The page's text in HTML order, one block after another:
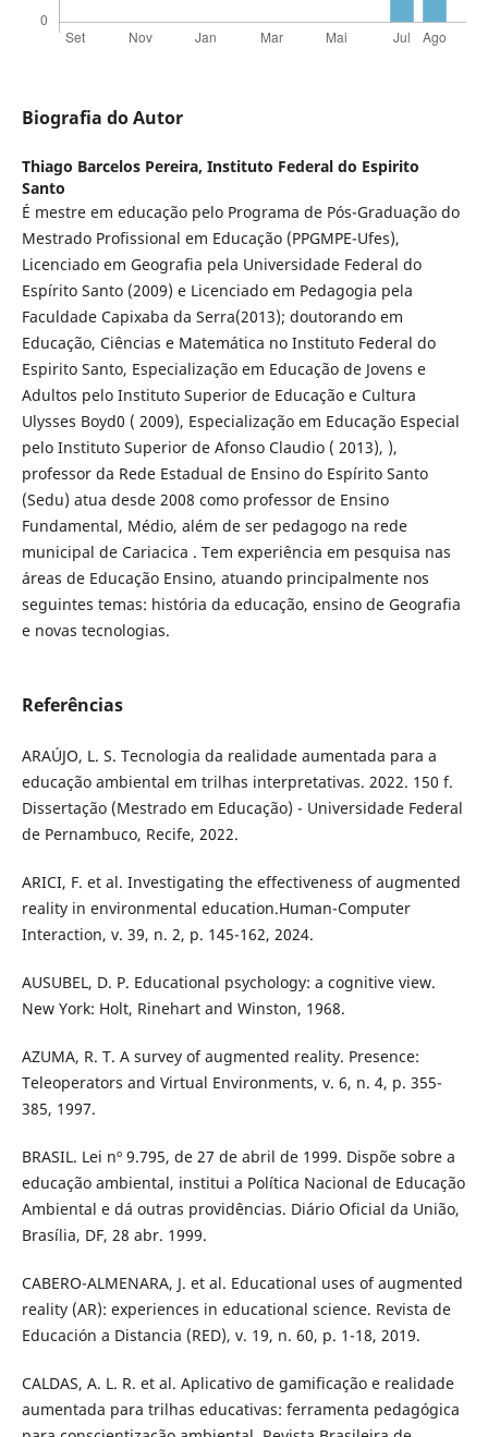
Biografia do Autor
Thiago Barcelos Pereira, Instituto Federal do Espirito
Santo
É mestre em educação pelo Programa de Pós-Graduação do
Mestrado Profissional em Educação (PPGMPE-Ufes),
Licenciado em Geografia pela Universidade Federal do
Espírito Santo (2009) e Licenciado em Pedagogia pela
Faculdade Capixaba da Serra(2013); doutorando em
Educação, Ciências e Matemática no Instituto Federal do
Espirito Santo, Especialização em Educação de Jovens e
Adultos pelo Instituto Superior de Educação e Cultura
Ulysses Boyd0 ( 2009), Especialização em Educação Especial
pelo Instituto Superior de Afonso Claudio ( 2013), ),
professor da Rede Estadual de Ensino do Espírito Santo
(Sedu) atua desde 2008 como professor de Ensino
Fundamental, Médio, além de ser pedagogo na rede
municipal de Cariacica . Tem experiência em pesquisa nas
áreas de Educação Ensino, atuando principalmente nos
seguintes temas: história da educação, ensino de Geografia
e novas tecnologias.
Referências
ARAÚJO, L. S. Tecnologia da realidade aumentada para a
educação ambiental em trilhas interpretativas. 2022. 150 f.
Dissertação (Mestrado em Educação) - Universidade Federal
de Pernambuco, Recife, 2022.
ARICI, F. et al. Investigating the effectiveness of augmented
reality in environmental education.Human-Computer
Interaction, v. 39, n. 2, p. 145-162, 2024.
AUSUBEL, D. P. Educational psychology: a cognitive view.
New York: Holt, Rinehart and Winston, 1968.
AZUMA, R. T. A survey of augmented reality. Presence:
Teleoperators and Virtual Environments, v. 6, n. 4, p. 355-
385, 1997.
BRASIL. Lei nº 9.795, de 27 de abril de 1999. Dispõe sobre a
educação ambiental, institui a Política Nacional de Educação
Ambiental e dá outras providências. Diário Oficial da União,
Brasília, DF, 28 abr. 1999.
CABERO-ALMENARA, J. et al. Educational uses of augmented
reality (AR): experiences in educational science. Revista de
Educación a Distancia (RED), v. 19, n. 60, p. 1-18, 2019.
CALDAS, A. L. R. et al. Aplicativo de gamificação e realidade
aumentada para trilhas educativas: ferramenta pedagógica